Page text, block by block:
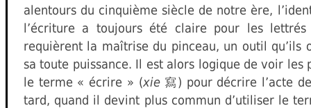
alentours du cinquième siècle de notre ère,
l’écriture a toujours été claire pour les
requièrent la maîtrise du pinceau, un outil qu’ils
sa toute puissance. Il est alors logique de voir les
le terme « écrire » (xie 寫 ) pour décrire l’acte
tard, quand il devint plus commun d’utiliser le